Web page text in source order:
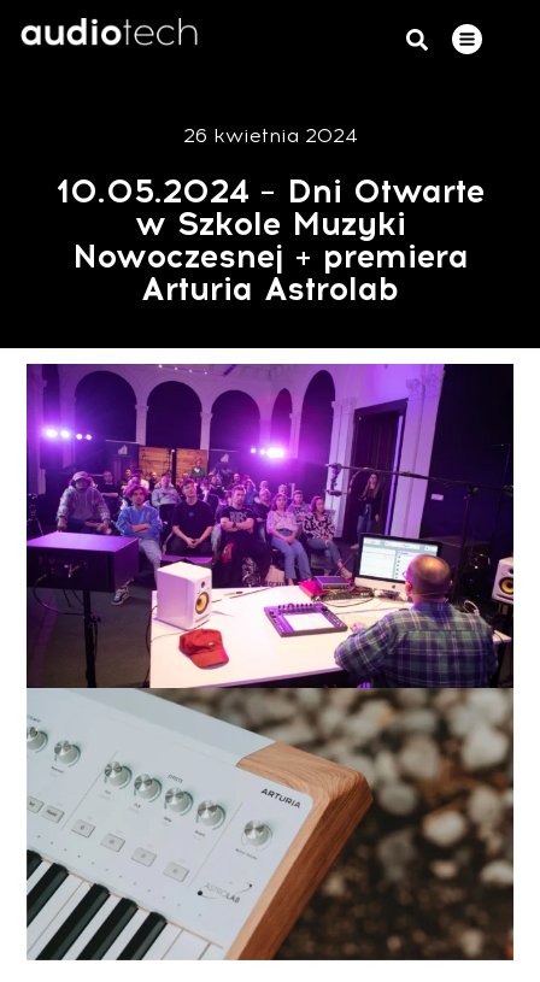
26 kwietnia 2024
10.05.2024 – Dni Otwarte
w Szkole Muzyki
Nowoczesnej + premiera
Arturia Astrolab